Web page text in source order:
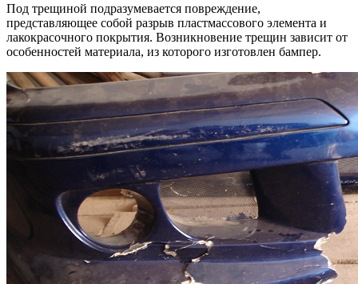
Под трещиной подразумевается повреждение,
представляющее собой разрыв пластмассового элемента и
лакокрасочного покрытия. Возникновение трещин зависит от
особенностей материала, из которого изготовлен бампер.